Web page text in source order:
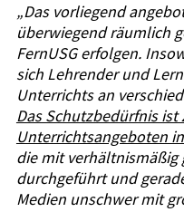
„Das vorliegend
überwiegend räumlich
FernUSG erfolgen.
sich Lehrender und
Unterrichts an
Das Schutzbedürfnis ist
Unterrichtsangeboten
die mit
durchgeführt und
Medien unschwer mit